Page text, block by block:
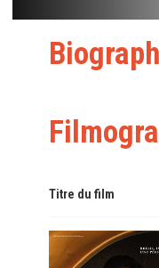
Titre du film